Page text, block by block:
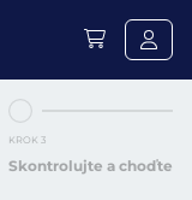
KROK 3
Skontrolujte a choďte